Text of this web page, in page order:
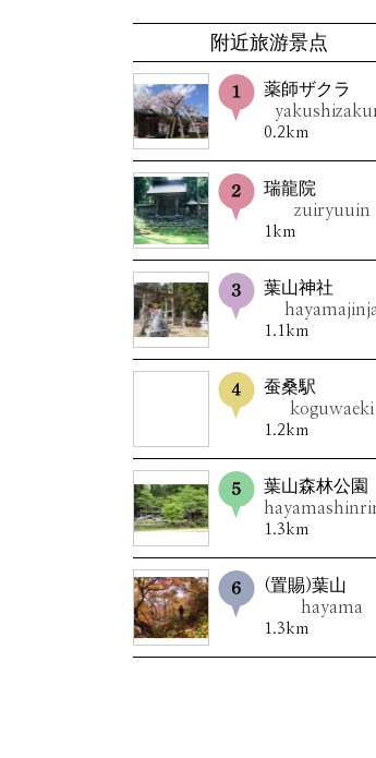
附近旅游景点
薬師ザクラ
0.2km
瑞龍院
zuiryuuin
1km
葉山神社
hayamajinja
1.1km
蚕桑駅
koguwaeki
1.2km
葉山森林公園
1.3km
(置賜)葉山
hayama
1.3km